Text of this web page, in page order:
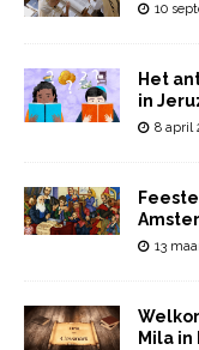
10
Het
in
8 april
13
Mila